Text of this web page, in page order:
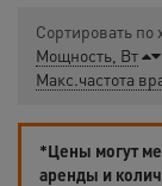
Сортировать по
Мощность, Вт
Макс.частота
*Цены могут
аренды и